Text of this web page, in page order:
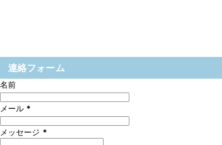
連絡フォーム
名前
メール *
メッセージ *